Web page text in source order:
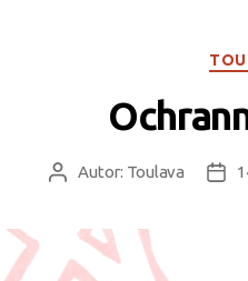
AutorAutor: Toulava